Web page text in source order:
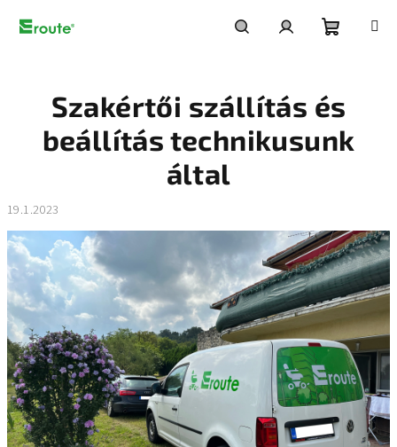
Szakértői szállítás és
beállítás technikusunk
által
19.1.2023